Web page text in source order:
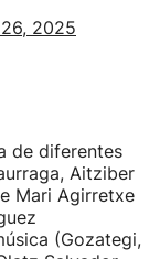
2025
de diferentes
Aitziber
Mari Agirretxe
(Gozategi,